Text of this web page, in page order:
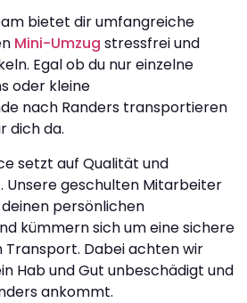
bietet dir umfangreiche
Mini-Umzug stressfrei und
Egal ob du nur einzelne
oder kleine
nach Randers transportieren
dich da.
setzt auf Qualität und
Unsere geschulten Mitarbeiter
persönlichen
kümmern sich um eine sichere
Transport. Dabei achten wir
Hab und Gut unbeschädigt und
ankommt.